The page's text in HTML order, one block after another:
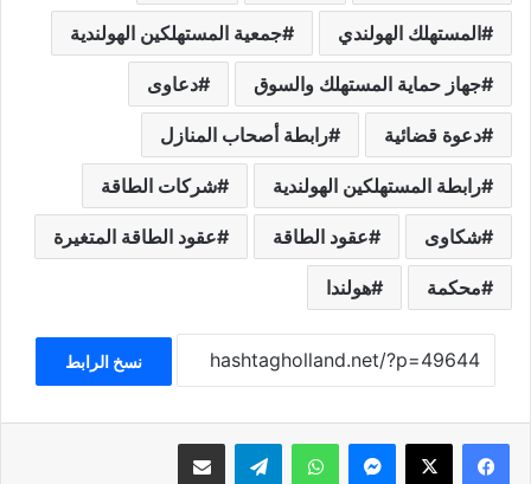
المستهلك الهولندي جمعية المستهلكين الهولندية
جهاز حماية المستهلك والسوق دعاوى
دعوة قضائية رابطة أصحاب المنازل
رابطة المستهلكين الهولندية شركات الطاقة
شكاوى عقود الطاقة عقود الطاقة المتغيرة
محكمة هولندا
نسخ الرابط
فيسبوك ‫X ماسنجر واتساب تيلقرام مشاركة عبر البريد